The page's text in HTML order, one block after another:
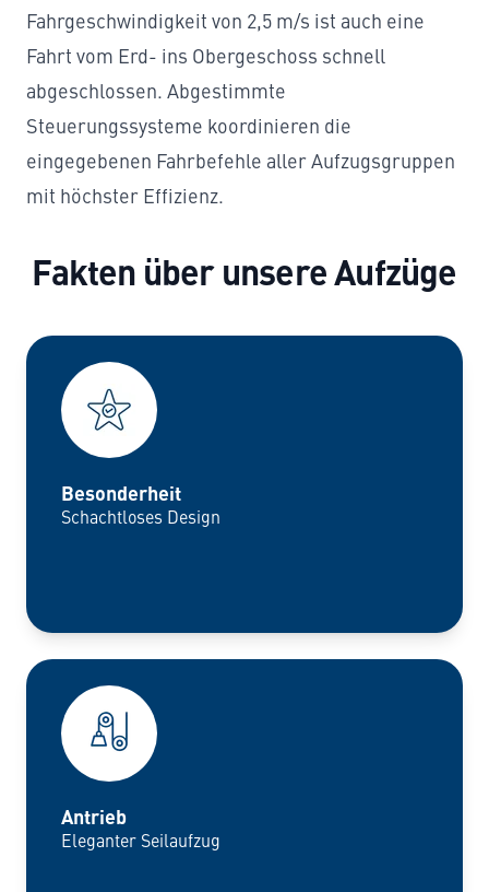
Fahrgeschwindigkeit von 2,5 m/s ist auch eine
Fahrt vom Erd- ins Obergeschoss schnell
abgeschlossen. Abgestimmte
Steuerungssysteme koordinieren die
eingegebenen Fahrbefehle aller Aufzugsgruppen
mit höchster Effizienz.
Fakten über unsere Aufzüge
Besonderheit
Schachtloses Design
Antrieb
Eleganter Seilaufzug